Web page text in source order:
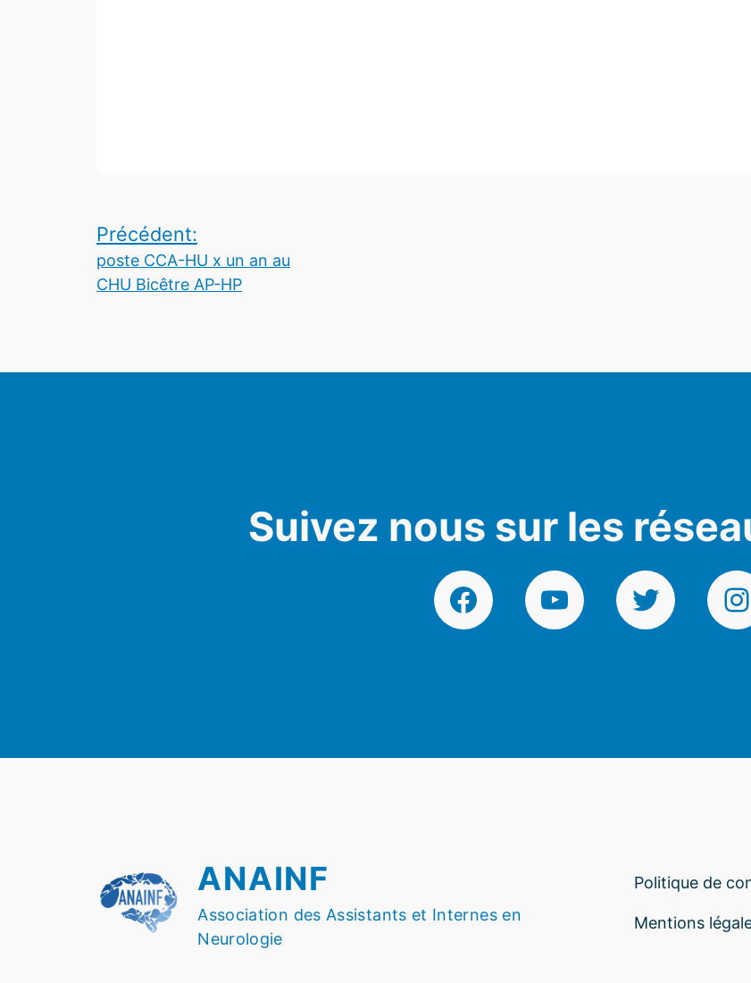
Navigation
de
l’article
Précédent:
poste CCA-HU x un an au
CHU Bicêtre AP-HP
Suivez nous sur les
FacebookYouTube Twitter
ANAINF
Association des Assistants et Internes en
Neurologie
Politique de
Mentions